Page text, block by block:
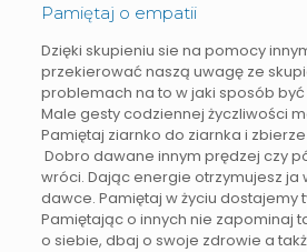
Pamiętaj o empatii
Dzięki skupieniu sie na pomocy
przekierować naszą uwagę ze
problemach na to w jaki sposób
Male gesty codziennej życzliwości
Pamiętaj ziarnko do ziarnka i
Dobro dawane innym prędzej czy
wróci. Dając energie otrzymujesz ja
dawce. Pamiętaj w życiu dostajemy
Pamiętając o innych nie zapominaj
o siebie, dbaj o swoje zdrowie a